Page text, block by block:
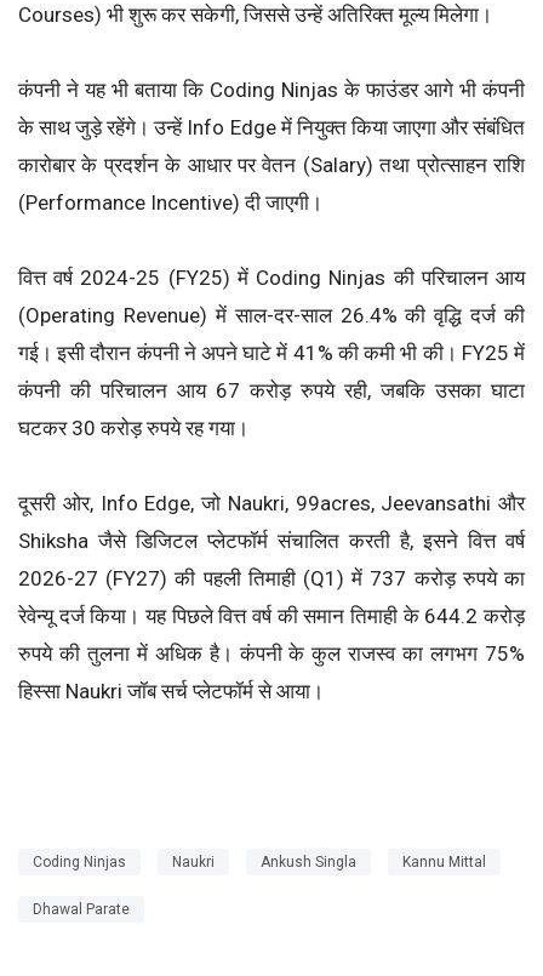
Courses) भी शुरू कर सकेगी, जिससे उन्हें अतिरिक्त मूल्य मिलेगा।
कंपनी ने यह भी बताया कि Coding Ninjas के फाउंडर आगे भी कंपनी
के साथ जुड़े रहेंगे। उन्हें Info Edge में नियुक्त किया जाएगा और संबंधित
कारोबार के प्रदर्शन के आधार पर वेतन (Salary) तथा प्रोत्साहन राशि
(Performance Incentive) दी जाएगी।
वित्त वर्ष 2024-25 (FY25) में Coding Ninjas की परिचालन आय
(Operating Revenue) में साल-दर-साल 26.4% की वृद्धि दर्ज की
गई। इसी दौरान कंपनी ने अपने घाटे में 41% की कमी भी की। FY25 में
कंपनी की परिचालन आय 67 करोड़ रुपये रही, जबकि उसका घाटा
घटकर 30 करोड़ रुपये रह गया।
दूसरी ओर, Info Edge, जो Naukri, 99acres, Jeevansathi और
Shiksha जैसे डिजिटल प्लेटफॉर्म संचालित करती है, इसने वित्त वर्ष
2026-27 (FY27) की पहली तिमाही (Q1) में 737 करोड़ रुपये का
रेवेन्यू दर्ज किया। यह पिछले वित्त वर्ष की समान तिमाही के 644.2 करोड़
रुपये की तुलना में अधिक है। कंपनी के कुल राजस्व का लगभग 75%
हिस्सा Naukri जॉब सर्च प्लेटफॉर्म से आया।
Coding Ninjas Naukri Ankush Singla Kannu Mittal
Dhawal Parate